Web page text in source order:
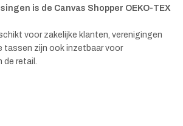
is de Canvas Shopper OEKO-TEX
voor zakelijke klanten, verenigingen
tassen zijn ook inzetbaar voor
de retail.